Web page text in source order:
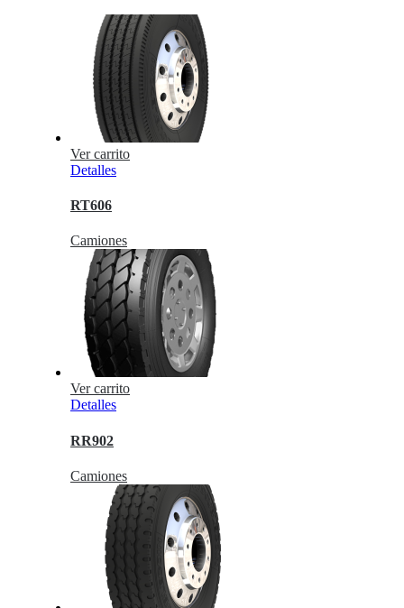
Ver carrito
Detalles
RT606
Camiones
Ver carrito
Detalles
RR902
Camiones